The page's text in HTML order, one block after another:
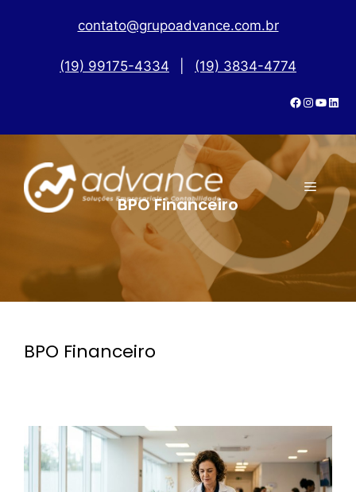
contato@grupoadvance.com.br
(19) 99175-4334 (19) 3834-4774
BPO Financeiro
BPO Financeiro